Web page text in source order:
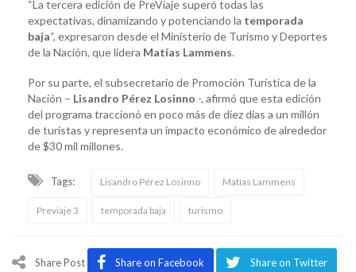
“La tercera edición de PreViaje superó todas las
expectativas, dinamizando y potenciando la temporada
baja“, expresaron desde el Ministerio de Turismo y Deportes
de la Nación, que lidera Matías Lammens.
Por su parte, el subsecretario de Promoción Turística de la
Nación – Lisandro Pérez Losinno -, afirmó que esta edición
del programa traccionó en poco más de diez días a un millón
de turistas y representa un impacto económico de alrededor
de $30 mil millones.
Tags: Lisandro Pérez Losinno Matías Lammens
Previaje 3 temporada baja turismo
Share Post Share on Facebook Share on Twitter